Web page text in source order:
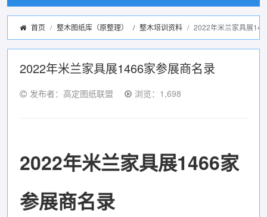
首页 整木图纸库（原整理） / 整木培训资料 2022年米兰家具展
2022年米兰家具展1466家参展商名录
发布者：高定图纸联盟 浏览：1,698
2022年米兰家具展1466家
参展商名录